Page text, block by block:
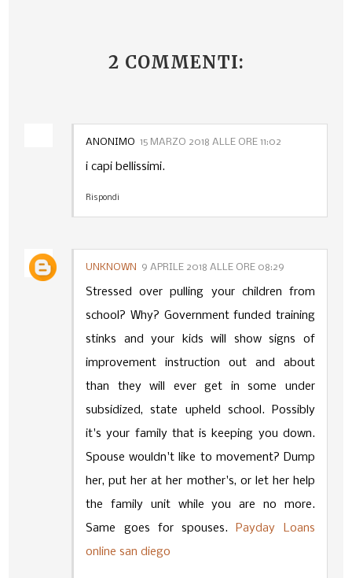
2 COMMENTI:
ANONIMO 15 MARZO 2018 ALLE ORE 11:02
i capi bellissimi.
Rispondi
UNKNOWN 9 APRILE 2018 ALLE ORE 08:29
Stressed over pulling your children from
school? Why? Government funded training
stinks and your kids will show signs of
improvement instruction out and about
than they will ever get in some under
subsidized, state upheld school. Possibly
it's your family that is keeping you down.
Spouse wouldn't like to movement? Dump
her, put her at her mother's, or let her help
the family unit while you are no more.
Same goes for spouses. Payday Loans
online san diego